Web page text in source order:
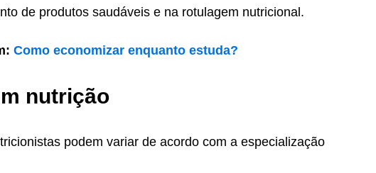
de produtos saudáveis e na rotulagem nutricional.
Como economizar enquanto estuda?
nutrição
podem variar de acordo com a especialização